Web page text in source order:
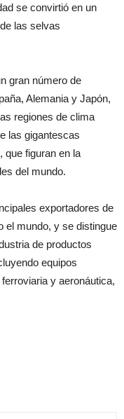
se convirtió en un
las selvas
gran número de
Alemania y Japón,
regiones de clima
las gigantescas
que figuran en la
del mundo.
exportadores de
el mundo, y se distingue
de productos
equipos
y aeronáutica,